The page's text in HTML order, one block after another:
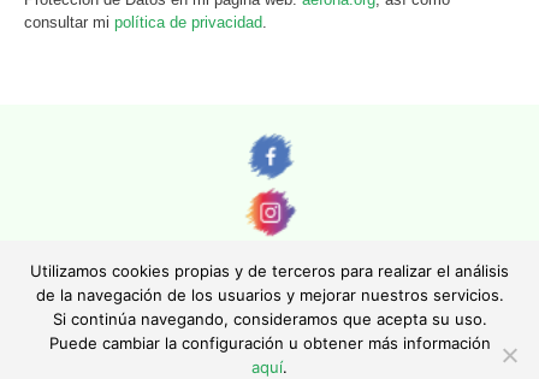
consultar mi política de privacidad
© AEFONA 2011- 2026 | Todas las imágenes y textos son propiedad de sus
autores. Queda totalmente prohibida su reproducción.
Política de privacidad
Utilizamos cookies propias y de terceros para realizar el análisis
de la navegación de los usuarios y mejorar nuestros servicios.
Si continúa navegando, consideramos que acepta su uso.
Puede cambiar la configuración u obtener más información
aquí.